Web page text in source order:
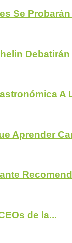
Se Probarán
Debatirán
A
Aprender
de la...